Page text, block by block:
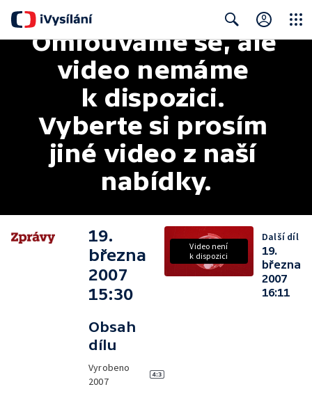
Search
Omlouváme se, ale
video nemáme
k dispozici.
Vyberte si prosím
jiné video z naší
nabídky.
19.
března
2007
15:30
Obsah
dílu
Vyrobeno
2007
Video není
k dispozici
Další díl
19.
března
2007
16:11